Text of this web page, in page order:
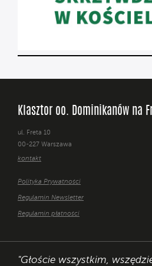
Klasztor oo. Dominikanów na
ul. Freta 10
00-227 Warszawa
kontakt
Polityka Prywatności
Regulamin Newsletter
Regulamin płatności
"Głoście wszystkim,